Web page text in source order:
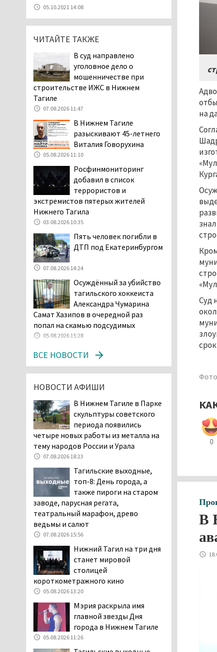
на
Суд
0
В
уголовное дело о
мошенничестве при
строительстве ИЖС в Нижнем
Тагиле
Екатеринбург подвергся
атаке БПЛА, восемь из
них были сбиты, три
упали на крышу логистического
центра
Тагильские спасатели
помогли заблудившемуся
в лесу мужчине найти
06.08.2026 16:28
Прокуратура
Дзержинского района
Нижнего Тагила
возбудила административное дело в
отсутствия холодной воды
06.08.2026 15:42
Двое детей пострадали
рельсов в Нижнем Тагиле
06.08.2026 14:25
Правительство РФ
разрешило производство
и продажу бензина класса
серы в 10 раз выше, чем в топливе
«Евро-5». Это опасно для здоровья и
повышает износ автомобиля
06.08.2026 13:53
В Детской городской
больнице № 3 Нижнего
Тагила опровергли
обвинения родителей, которые
заявили, что их дочь в палате
покусала бельевая вошь
В Нижнем Тагиле на три
дня запретят
электросамокаты
06.08.2026 11:41
«Я уверен, это бельевая
вошь». Родители 10-
летней девочки
пожаловались на кровососущих
паразитов, которые искусали их
ребёнка в детской больнице
Нижнего Тагила
Директора уральского
предприятия по
производству дронов
05.10.2021 14:08
ЧИТАЙТЕ ТАКЖЕ
В суд направлено
уголовное дело о
мошенничестве при
строительстве ИЖС в Нижнем
Тагиле
07.08.2026 11:47
В Нижнем Тагиле
разыскивают 45-летнего
Виталия Говорухина
05.08.2026 11:10
Росфинмониторинг
добавил в список
террористов и
экстремистов пятерых жителей
Нижнего Тагила
03.08.2026 10:35
Пять человек погибли в
ДТП под Екатеринбургом
07.08.2026 14:24
Осуждённый за убийство
тагильского хоккеиста
Александра Чумарина
Самат Хазипов в очередной раз
попал на скамью подсудимых
05.08.2026 15:28
ВСЕ НОВОСТИ
НОВОСТИ АФИШИ
В Нижнем Тагиле в Парке
скульптуры советского
периода появились
четыре новых работы из металла на
тему народов России и Урала
07.08.2026 18:23
Тагильские выходные,
топ-8: День города, а
также пироги на старом
заводе, парусная регата,
театральный марафон, древо
ведьмы и салют
07.08.2026 15:56
Нижний Тагил на три дня
станет мировой
столицей
короткометражного кино
05.08.2026 13:20
Мэрия раскрыла имя
главной звезды Дня
города в Нижнем Тагиле
05.08.2026 11:26